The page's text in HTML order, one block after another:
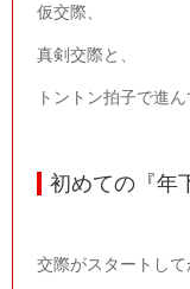
仮交際、
真剣交際と、
トントン拍子で進ん
初めての『年
交際がスタートして